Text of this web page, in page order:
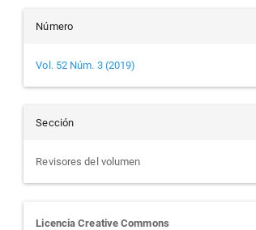
Número
Vol. 52 Núm. 3 (2019)
Sección
Revisores del volumen
Licencia Creative Commons